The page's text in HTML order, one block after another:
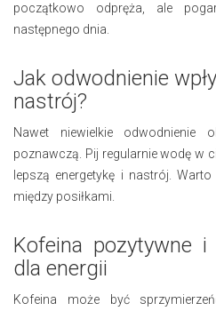
początkowo odpręża, ale
następnego dnia.
Jak odwodnienie
nastrój?
Nawet niewielkie odwodnienie
poznawczą. Pij regularnie wodę w
lepszą energetykę i nastrój.
między posiłkami.
Kofeina pozytywne
dla energii
Kofeina może być